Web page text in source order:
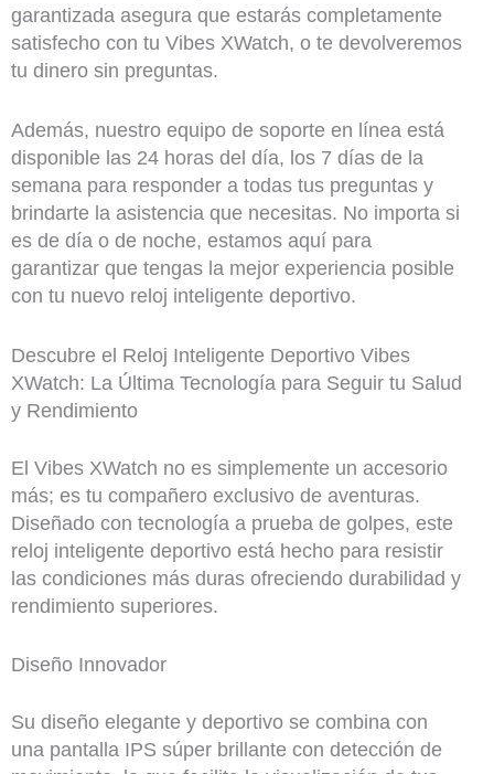
garantizada asegura que estarás completamente
satisfecho con tu Vibes XWatch, o te devolveremos
tu dinero sin preguntas.
Además, nuestro equipo de soporte en línea está
disponible las 24 horas del día, los 7 días de la
semana para responder a todas tus preguntas y
brindarte la asistencia que necesitas. No importa si
es de día o de noche, estamos aquí para
garantizar que tengas la mejor experiencia posible
con tu nuevo reloj inteligente deportivo.
Descubre el Reloj Inteligente Deportivo Vibes
XWatch: La Última Tecnología para Seguir tu Salud
y Rendimiento
El Vibes XWatch no es simplemente un accesorio
más; es tu compañero exclusivo de aventuras.
Diseñado con tecnología a prueba de golpes, este
reloj inteligente deportivo está hecho para resistir
las condiciones más duras ofreciendo durabilidad y
rendimiento superiores.
Diseño Innovador
Su diseño elegante y deportivo se combina con
una pantalla IPS súper brillante con detección de